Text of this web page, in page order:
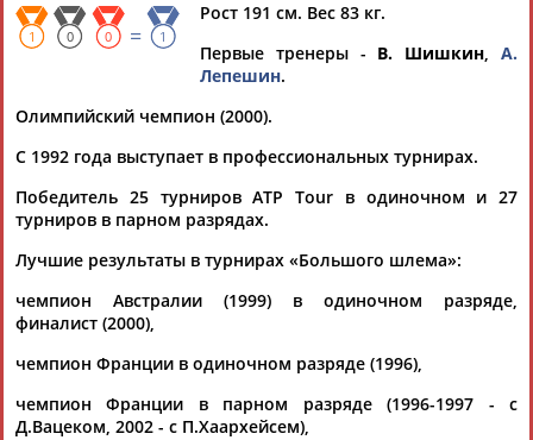
Дмитрий
Тамилла
АБАСОВА
АБАЧАРАЕВ
АБАШИДЗЕ
АББАТЕ-
БУЛАТОВА
АББЯСОВА
АБДИКАРИМОВААБДРАХМАНОВ
1 0 0 = 1
Рост 191 см. Вес 83 кг.
Первые тренеры - В. Шишкин,А.
Лепешин.
Олимпийский чемпион (2000).
С 1992 года выступает в профессиональных турнирах.
Победитель 25 турниров ATP Tour в одиночном и 27
турниров в парном разрядах.
Лучшие результаты в турнирах «Большого шлема»:
чемпион Австралии (1999) в одиночном разряде,
финалист (2000),
чемпион Франции в одиночном разряде (1996),
чемпион Франции в парном разряде (1996-1997 - с
Д.Вацеком, 2002 - с П.Хаархейсем),